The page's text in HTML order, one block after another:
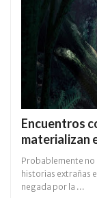
Encuentros
materializan
Probablemente no
historias extrañas
negada por la ...